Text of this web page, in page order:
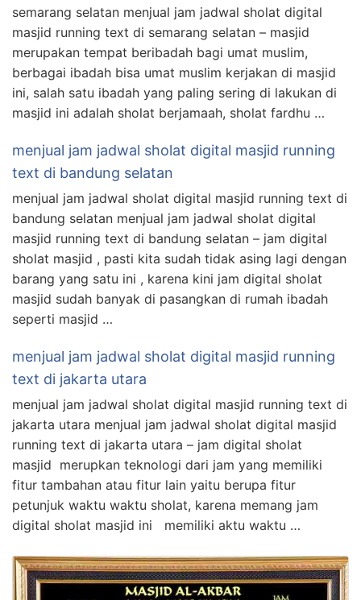
semarang selatan menjual jam jadwal sholat digital
masjid running text di semarang selatan – masjid
merupakan tempat beribadah bagi umat muslim,
berbagai ibadah bisa umat muslim kerjakan di masjid
ini, salah satu ibadah yang paling sering di lakukan di
masjid ini adalah sholat berjamaah, sholat fardhu …
menjual jam jadwal sholat digital masjid running
text di bandung selatan
menjual jam jadwal sholat digital masjid running text di
bandung selatan menjual jam jadwal sholat digital
masjid running text di bandung selatan – jam digital
sholat masjid , pasti kita sudah tidak asing lagi dengan
barang yang satu ini , karena kini jam digital sholat
masjid sudah banyak di pasangkan di rumah ibadah
seperti masjid …
menjual jam jadwal sholat digital masjid running
text di jakarta utara
menjual jam jadwal sholat digital masjid running text di
jakarta utara menjual jam jadwal sholat digital masjid
running text di jakarta utara – jam digital sholat
masjid merupkan teknologi dari jam yang memiliki
fitur tambahan atau fitur lain yaitu berupa fitur
petunjuk waktu waktu sholat, karena memang jam
digital sholat masjid ini memiliki aktu waktu …